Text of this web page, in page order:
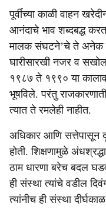
पूर्वीच्या काळी वाहन
आनंदाचे भाव शब्दबद्ध
मालक संघटने’चे ते अनेक
घारीसारखी नजर व सखोल
१९८७ ते १९९० या
भूषविले. परंतु
त्यात ते रमलेही नाहीत.
अधिकार आणि सत्तेपासून
होती. शिक्षणामुळे
ठाम धारणा बरेच बदल
ही संस्था त्यांचे वडील
त्यांनीच ही संस्था